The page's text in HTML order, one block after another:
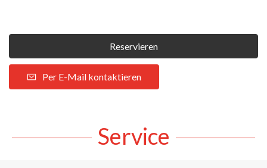
Reservieren
Per E-Mail kontaktieren
Service